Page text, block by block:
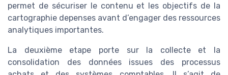
permet de sécuriser le contenu et les objectifs de la
cartographie depenses avant d’engager des ressources
analytiques importantes.
La deuxième etape porte sur la collecte et la
consolidation des données issues des processus